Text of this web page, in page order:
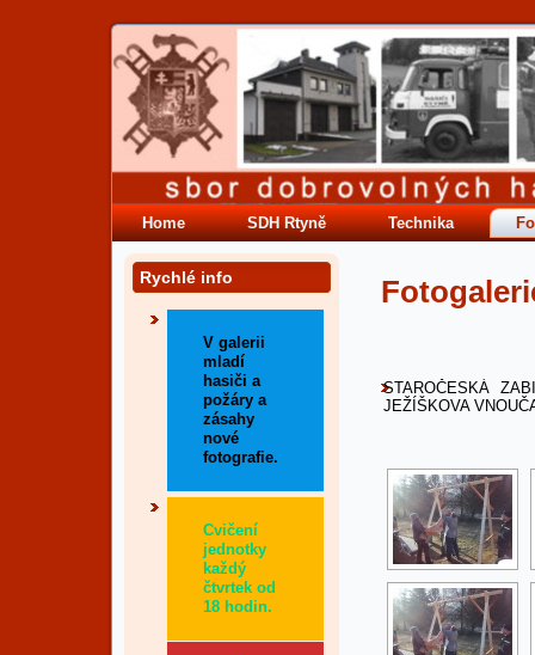
Home SDH Rtyně Technika
Rychlé info
V galerii
mladí
hasiči a
požáry a
zásahy
nové
fotografie.
Cvičení
jednotky
každý
čtvrtek od
18 hodin.
STAROČESKÁ
JEŽÍŠKOVA